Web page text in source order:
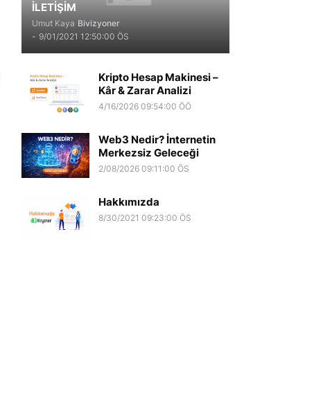
İLETİŞİM
Umut Kaya Bivizyoner
- 9/01/2021 12:50:00 ÖS
Kripto Hesap Makinesi –
Kâr & Zarar Analizi
4/16/2026 09:54:00 ÖÖ
Web3 Nedir? İnternetin
Merkezsiz Geleceği
2/08/2026 09:11:00 ÖS
Hakkımızda
8/30/2021 09:23:00 ÖS